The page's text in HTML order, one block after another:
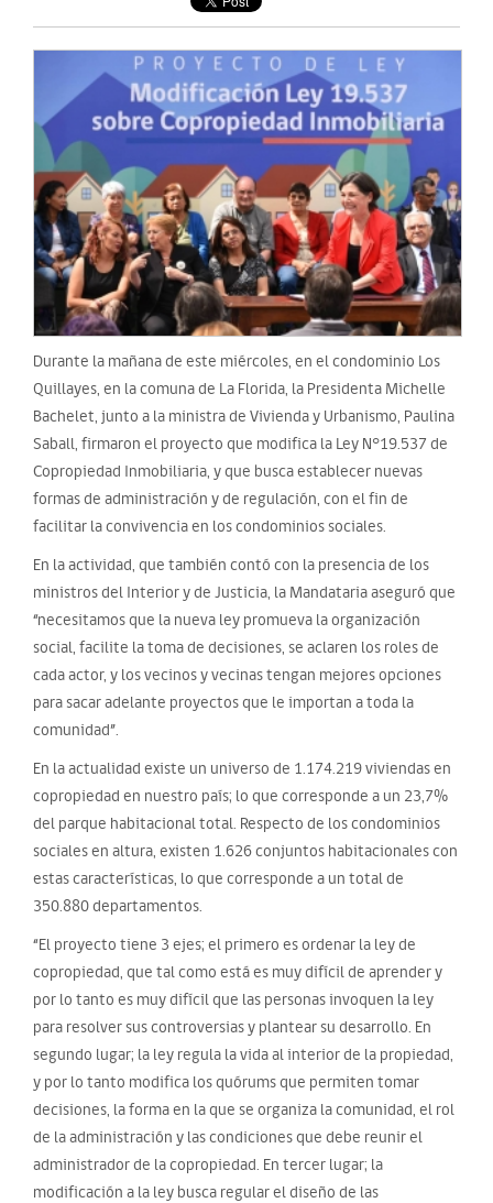
Durante la mañana de este miércoles, en el condominio Los
Quillayes, en la comuna de La Florida, la Presidenta Michelle
Bachelet, junto a la ministra de Vivienda y Urbanismo, Paulina
Saball, firmaron el proyecto que modifica la Ley N°19.537 de
Copropiedad Inmobiliaria, y que busca establecer nuevas
formas de administración y de regulación, con el fin de
facilitar la convivencia en los condominios sociales.
En la actividad, que también contó con la presencia de los
ministros del Interior y de Justicia, la Mandataria aseguró que
“necesitamos que la nueva ley promueva la organización
social, facilite la toma de decisiones, se aclaren los roles de
cada actor, y los vecinos y vecinas tengan mejores opciones
para sacar adelante proyectos que le importan a toda la
comunidad”.
En la actualidad existe un universo de 1.174.219 viviendas en
copropiedad en nuestro país; lo que corresponde a un 23,7%
del parque habitacional total. Respecto de los condominios
sociales en altura, existen 1.626 conjuntos habitacionales con
estas características, lo que corresponde a un total de
350.880 departamentos.
“El proyecto tiene 3 ejes; el primero es ordenar la ley de
copropiedad, que tal como está es muy difícil de aprender y
por lo tanto es muy difícil que las personas invoquen la ley
para resolver sus controversias y plantear su desarrollo. En
segundo lugar; la ley regula la vida al interior de la propiedad,
y por lo tanto modifica los quórums que permiten tomar
decisiones, la forma en la que se organiza la comunidad, el rol
de la administración y las condiciones que debe reunir el
administrador de la copropiedad. En tercer lugar; la
modificación a la ley busca regular el diseño de las